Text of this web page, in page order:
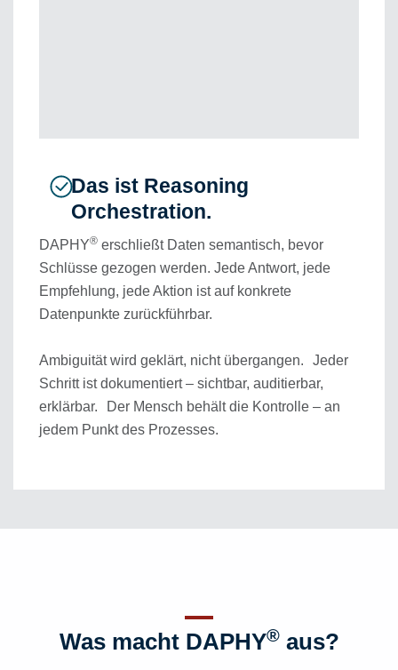
Das ist Reasoning
Orchestration.
DAPHY®erschließt Daten semantisch, bevor
Schlüsse gezogen werden. Jede Antwort, jede
Empfehlung, jede Aktion ist auf konkrete
Datenpunkte zurückführbar.
Ambiguität wird geklärt, nicht übergangen. Jeder
Schritt ist dokumentiert – sichtbar, auditierbar,
erklärbar. Der Mensch behält die Kontrolle – an
jedem Punkt des Prozesses.
Was macht DAPHY®aus?